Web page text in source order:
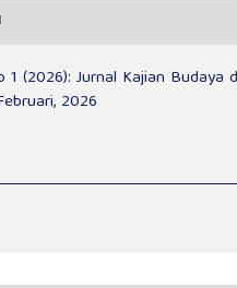
1 (2026): Jurnal Kajian Budaya
2026